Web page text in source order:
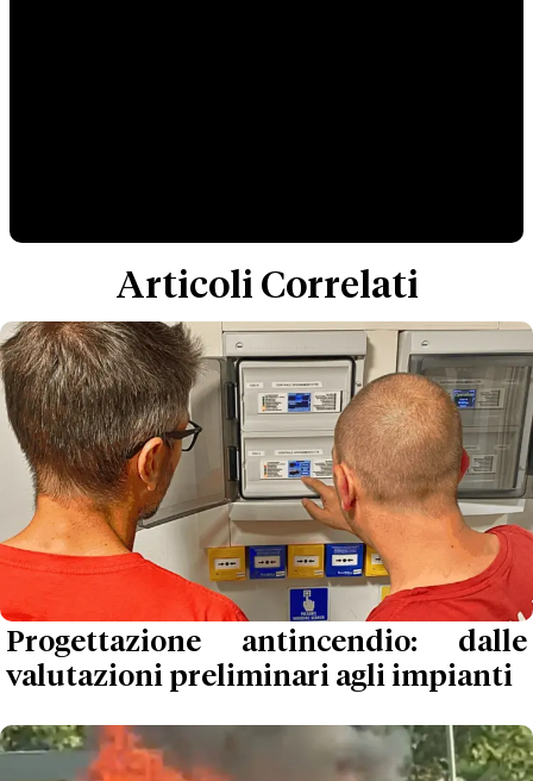
Articoli Correlati
Progettazione antincendio: dalle
valutazioni preliminari agli impianti